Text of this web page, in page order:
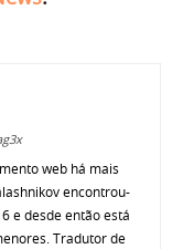
web há mais
encontrou-
e desde então está
Tradutor de